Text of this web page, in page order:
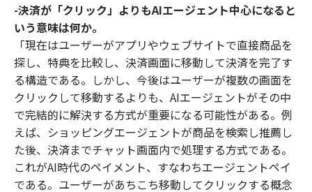
-決済が「クリック」よりもAIエージェント中心になると
いう意味は何か。
「現在はユーザーがアプリやウェブサイトで直接商品を
探し、特典を比較し、決済画面に移動して決済を完了す
る構造である。しかし、今後はユーザーが複数の画面を
クリックして移動するよりも、AIエージェントがその中
で完結的に解決する方式が重要になる可能性がある。例
えば、ショッピングエージェントが商品を検索し推薦し
た後、決済までチャット画面内で処理する方式である。
これがAI時代のペイメント、すなわちエージェントペイ
である。ユーザーがあちこち移動してクリックする概念